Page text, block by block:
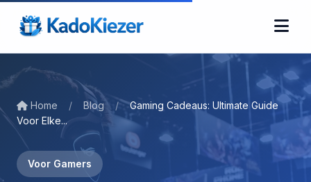
Home / Blog /
Gaming Cadeaus: Ultimate Guide
Voor Elke...
Voor Gamers